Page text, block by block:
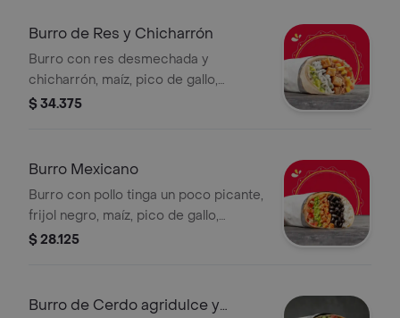
costo adicional.
Burro de Res y Chicharrón
Burro con res desmechada y
chicharrón, maíz, pico de gallo,
guacamole y arroz blanco en tortilla
$ 34.375
Burro Mexicano
Burro con pollo tinga un poco picante,
frijol negro, maíz, pico de gallo,
guacamole y arroz blanco en tortilla
$ 28.125
Burro de Cerdo agridulce y